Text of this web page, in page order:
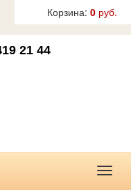
Корзина: 0 руб.
21 44